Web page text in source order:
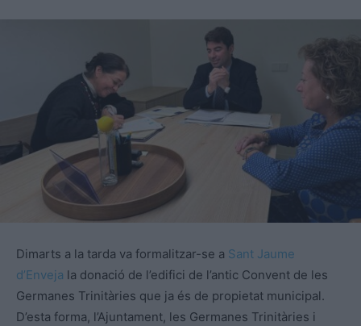
Dimarts a la tarda va formalitzar-se a Sant Jaume
d’Enveja la donació de l’edifici de l’antic Convent de les
Germanes Trinitàries que ja és de propietat municipal.
D’esta forma, l’Ajuntament, les Germanes Trinitàries i